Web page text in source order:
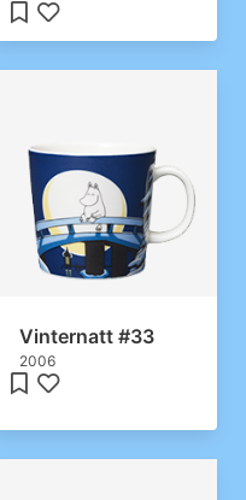
Vinternatt #33
2006